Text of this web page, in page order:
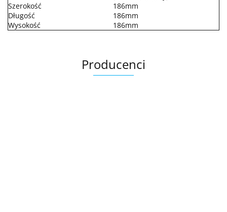
Szerokość
186mm
Długość
186mm
Wysokość
186mm
Producenci